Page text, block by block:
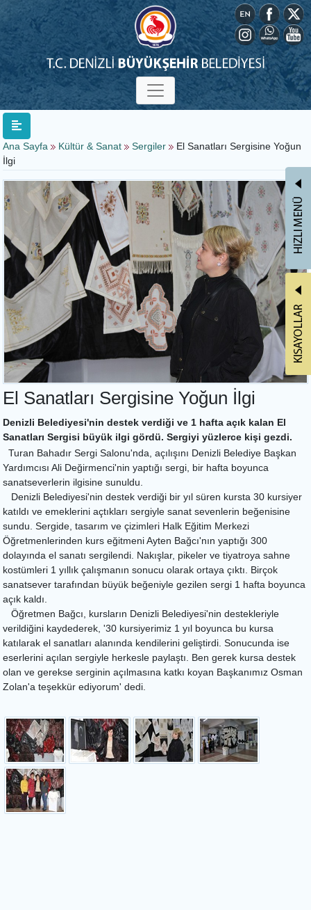
Ana Sayfa Kültür & Sanat Sergiler
El Sanatları Sergisine Yoğun
İlgi
El Sanatları Sergisine Yoğun İlgi
Denizli Belediyesi'nin destek verdiği ve 1 hafta açık kalan El
Sanatları Sergisi büyük ilgi gördü. Sergiyi yüzlerce kişi gezdi.
Turan Bahadır Sergi Salonu'nda, açılışını Denizli Belediye Başkan
Yardımcısı Ali Değirmenci'nin yaptığı sergi, bir hafta boyunca
sanatseverlerin ilgisine sunuldu.
Denizli Belediyesi'nin destek verdiği bir yıl süren kursta 30 kursiyer
katıldı ve emeklerini açtıkları sergiyle sanat sevenlerin beğenisine
sundu. Sergide, tasarım ve çizimleri Halk Eğitim Merkezi
Öğretmenlerinden kurs eğitmeni Ayten Bağcı'nın yaptığı 300
dolayında el sanatı sergilendi. Nakışlar, pikeler ve tiyatroya sahne
kostümleri 1 yıllık çalışmanın sonucu olarak ortaya çıktı. Birçok
sanatsever tarafından büyük beğeniyle gezilen sergi 1 hafta boyunca
açık kaldı.
Öğretmen Bağcı, kursların Denizli Belediyesi'nin destekleriyle
verildiğini kaydederek, '30 kursiyerimiz 1 yıl boyunca bu kursa
katılarak el sanatları alanında kendilerini geliştirdi. Sonucunda ise
eserlerini açılan sergiyle herkesle paylaştı. Ben gerek kursa destek
olan ve gerekse serginin açılmasına katkı koyan Başkanımız Osman
Zolan'a teşekkür ediyorum' dedi.